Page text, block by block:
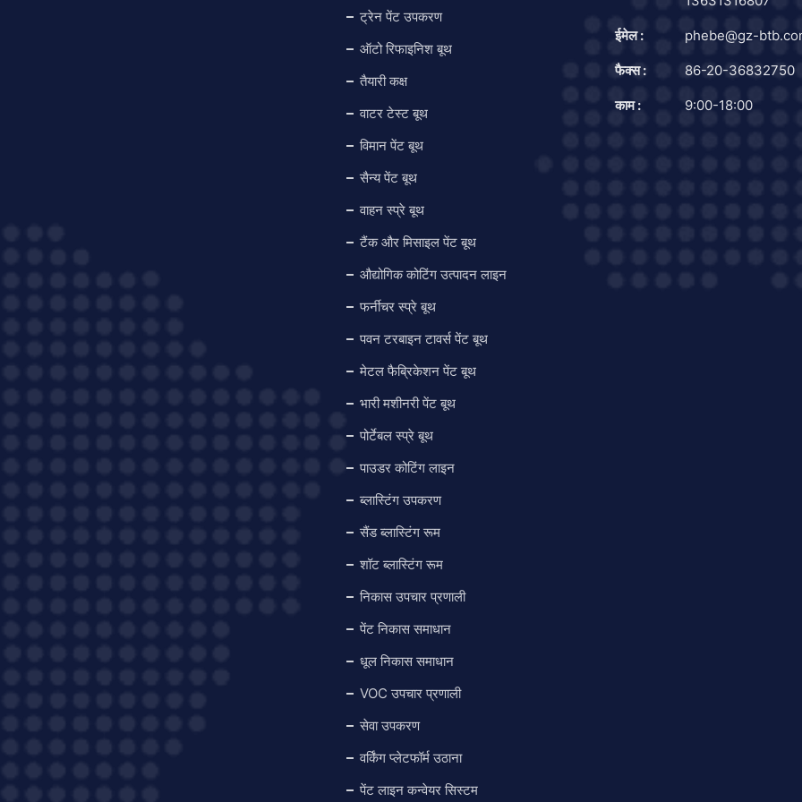
ट्रेन पेंट उपकरण
ऑटो रिफाइनिश बूथ
तैयारी कक्ष
वाटर टेस्ट बूथ
विमान पेंट बूथ
सैन्य पेंट बूथ
वाहन स्प्रे बूथ
टैंक और मिसाइल पेंट बूथ
औद्योगिक कोटिंग उत्पादन लाइन
फर्नीचर स्प्रे बूथ
पवन टरबाइन टावर्स पेंट बूथ
मेटल फैब्रिकेशन पेंट बूथ
भारी मशीनरी पेंट बूथ
पोर्टेबल स्प्रे बूथ
पाउडर कोटिंग लाइन
ब्लास्टिंग उपकरण
सैंड ब्लास्टिंग रूम
शॉट ब्लास्टिंग रूम
निकास उपचार प्रणाली
पेंट निकास समाधान
धूल निकास समाधान
VOC उपचार प्रणाली
सेवा उपकरण
वर्किंग प्लेटफॉर्म उठाना
पेंट लाइन कन्वेयर सिस्टम
ईमेल : phebe@gz-
फैक्स : 86-20-36832750
काम : 9:00-18:00